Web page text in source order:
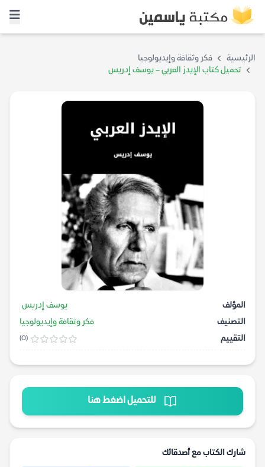
الرئيسية
فكر وثقافة وإيديولوجيا
تحميل كتاب الإيدز العربي – يوسف إدريس
المؤلف
يوسف إدريس
التصنيف
فكر وثقافة وإيديولوجيا
التقييم
(0)
للتحميل اضغط هنا
شارك الكتاب مع أصدقائك